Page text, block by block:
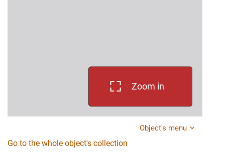
Zoom in
Object's menu
Go to the whole object's collection